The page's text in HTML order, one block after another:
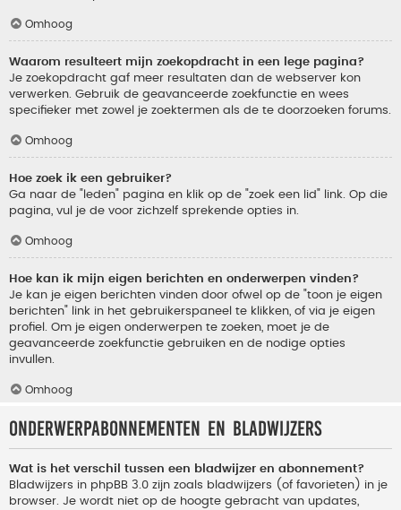
Omhoog
Waarom resulteert mijn zoekopdracht in een lege pagina?
Je zoekopdracht gaf meer resultaten dan de webserver kon
verwerken. Gebruik de geavanceerde zoekfunctie en wees
specifieker met zowel je zoektermen als de te doorzoeken forums.
Omhoog
Hoe zoek ik een gebruiker?
Ga naar de "leden" pagina en klik op de "zoek een lid" link. Op die
pagina, vul je de voor zichzelf sprekende opties in.
Omhoog
Hoe kan ik mijn eigen berichten en onderwerpen vinden?
Je kan je eigen berichten vinden door ofwel op de "toon je eigen
berichten" link in het gebruikerspaneel te klikken, of via je eigen
profiel. Om je eigen onderwerpen te zoeken, moet je de
geavanceerde zoekfunctie gebruiken en de nodige opties
invullen.
Omhoog
Onderwerpabonnementen en bladwijzers
Wat is het verschil tussen een bladwijzer en abonnement?
Bladwijzers in phpBB 3.0 zijn zoals bladwijzers (of favorieten) in je
browser. Je wordt niet op de hoogte gebracht van updates,